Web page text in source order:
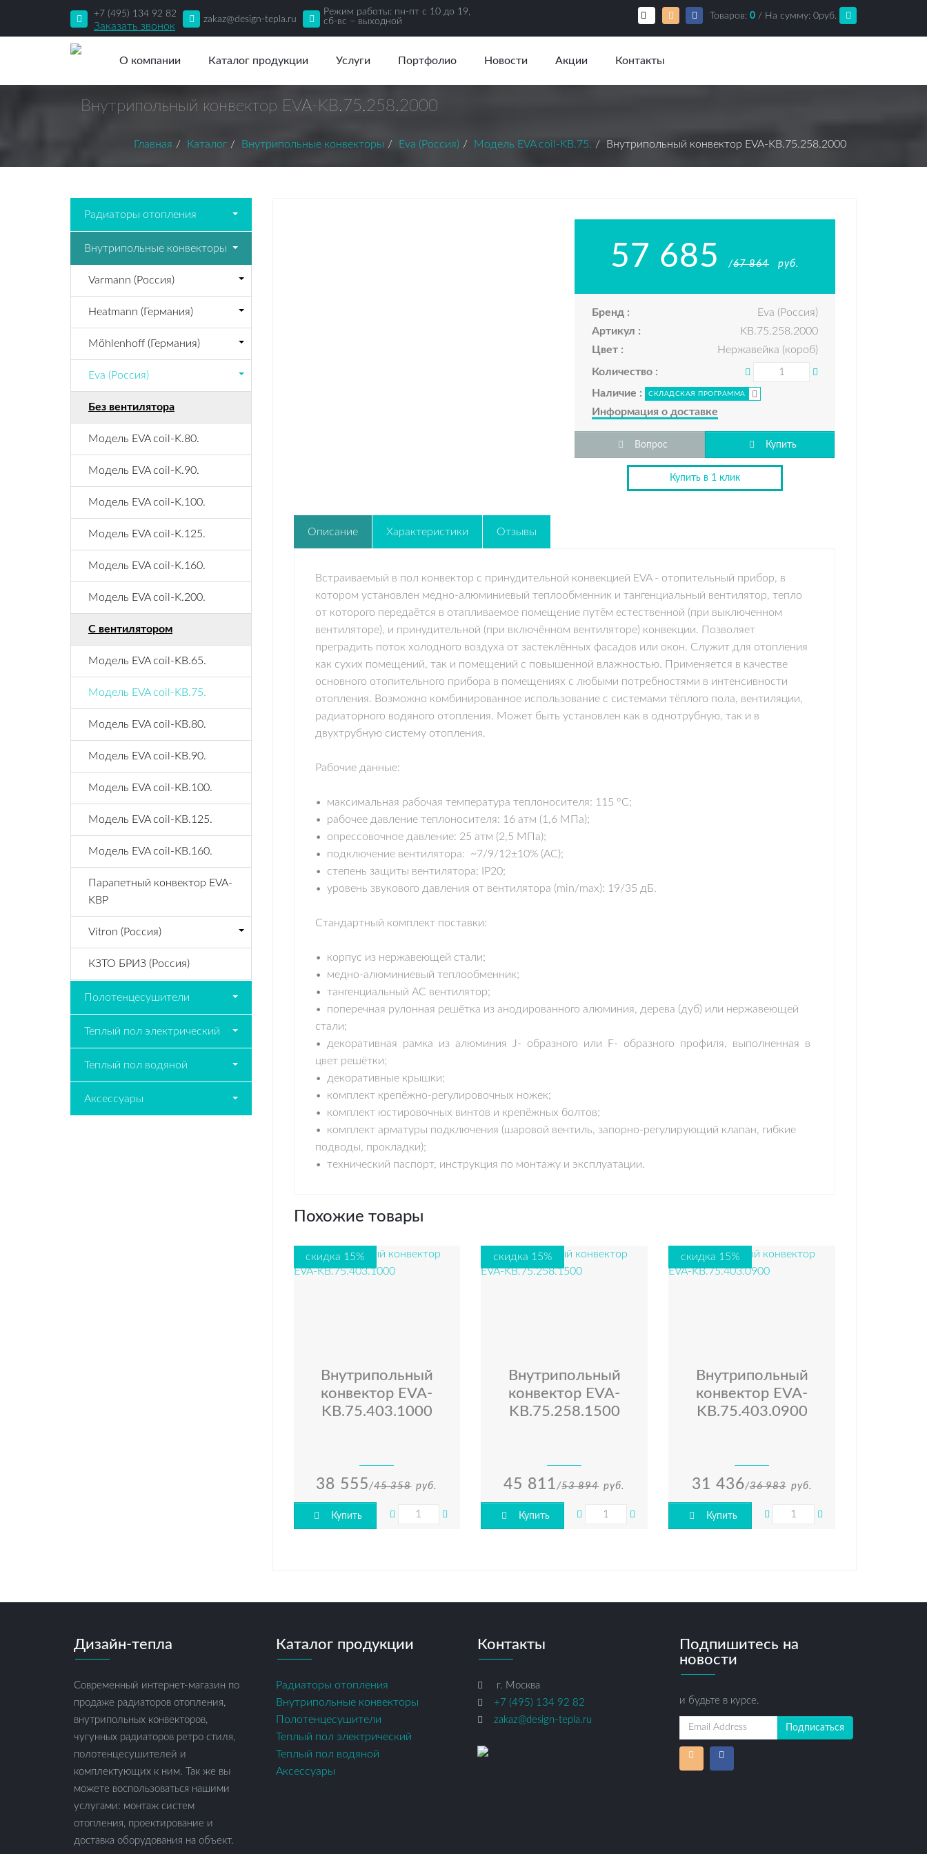
+7 (495) 134 92 82
Заказать звонок
zakaz@design-tepla.ru
Режим работы: пн-пт с 10 до 19,
сб-вс – выходной
Товаров: 0 / На сумму: 0руб.
О компании Каталог продукции Услуги Портфолио Новости Акции Контакты
Внутрипольный конвектор EVA-KВ.75.258.2000
Главная Каталог Внутрипольные конвекторы Eva (Россия) Модель EVA coil-KВ.75. Внутрипольный конвектор EVA-KВ.75.258.2000
Радиаторы отопления
Внутрипольные конвекторы
Varmann (Россия)
Heatmann (Германия)
Möhlenhoff (Германия)
Eva (Россия)
Без вентилятора
Модель EVA coil-K.80.
Модель EVA coil-K.90.
Модель EVA coil-K.100.
Модель EVA coil-K.125.
Модель EVA coil-K.160.
Модель EVA coil-K.200.
С вентилятором
Модель EVA coil-KВ.65.
Модель EVA coil-KВ.75.
Модель EVA coil-КВ.80.
Модель EVA coil-KВ.90.
Модель EVA coil-КВ.100.
Модель EVA coil-KВ.125.
Модель EVA coil-КВ.160.
Парапетный конвектор EVA-
KВР
Vitron (Россия)
КЗТО БРИЗ (Россия)
Полотенцесушители
Теплый пол электрический
Теплый пол водяной
Аксессуары
57 685 /67 864 руб.
Бренд :
Eva (Россия)
Артикул :
KВ.75.258.2000
Цвет :
Нержавейка (короб)
Количество :
Наличие :
СКЛАДСКАЯ ПРОГРАММА
Информация о доставке
Вопрос Купить
Купить в 1 клик
Описание Характеристики Отзывы
Встраиваемый в пол конвектор с принудительной конвекцией EVA - отопительный прибор, в
котором установлен медно-алюминиевый теплообменник и тангенциальный вентилятор, тепло
от которого передаётся в отапливаемое помещение путём естественной (при выключенном
вентиляторе), и принудительной (при включённом вентиляторе) конвекции. Позволяет
преградить поток холодного воздуха от застеклённых фасадов или окон. Cлужит для отопления
как сухих помещений, так и помещений с повышенной влажностью. Применяется в качестве
основного отопительного прибора в помещениях с любыми потребностями в интенсивности
отопления. Возможно комбинированное использование с системами тёплого пола, вентиляции,
радиаторного водяного отопления. Может быть установлен как в однотрубную, так и в
двухтрубную систему отопления.
Рабочие данные:
• максимальная рабочая температура теплоносителя: 115 °С;
• рабочее давление теплоносителя: 16 атм (1,6 МПа);
• опрессовочное давление: 25 атм (2,5 МПа);
• подключение вентилятора: ~7/9/12±10% (AC);
• степень защиты вентилятора: IP20;
• уровень звукового давления от вентилятора (min/max): 19/35 дБ.
Стандартный комплект поставки:
• корпус из нержавеющей стали;
• медно-алюминиевый теплообменник;
• тангенциальный AC вентилятор;
• поперечная рулонная решётка из анодированного алюминия, дерева (дуб) или нержавеющей
стали;
• декоративная рамка из алюминия J- образного или F- образного профиля, выполненная в
цвет решётки;
• декоративные крышки;
• комплект крепёжно-регулировочных ножек;
• комплект юстировочных винтов и крепёжных болтов;
• комплект арматуры подключения (шаровой вентиль, запорно-регулирующий клапан, гибкие
подводы, прокладки);
• технический паспорт, инструкция по монтажу и эксплуатации.
Похожие товары
скидка 15%
Внутрипольный
конвектор EVA-
KВ.75.403.1000
38 555 /45 358 руб.
Купить
скидка 15%
Внутрипольный
конвектор EVA-
KВ.75.258.1500
45 811 /53 894 руб.
Купить
скидка 15%
Внутрипольный
конвектор EVA-
KВ.75.403.0900
31 436/36 983 руб.
Купить
Дизайн-тепла
Современный интернет-магазин по
продаже радиаторов отопления,
внутрипольных конвекторов,
чугунных радиаторов ретро стиля,
полотенцесушителей и
комплектующих к ним. Так же вы
можете воспользоваться нашими
услугами: монтаж систем
отопления, проектирование и
доставка оборудования на объект.
Каталог продукции
Радиаторы отопления
Внутрипольные конвекторы
Полотенцесушители
Теплый пол электрический
Теплый пол водяной
Аксессуары
Контакты
г. Москва
+7 (495) 134 92 82
zakaz@design-tepla.ru
Подпишитесь на
новости
и будьте в курсе.
Подписаться